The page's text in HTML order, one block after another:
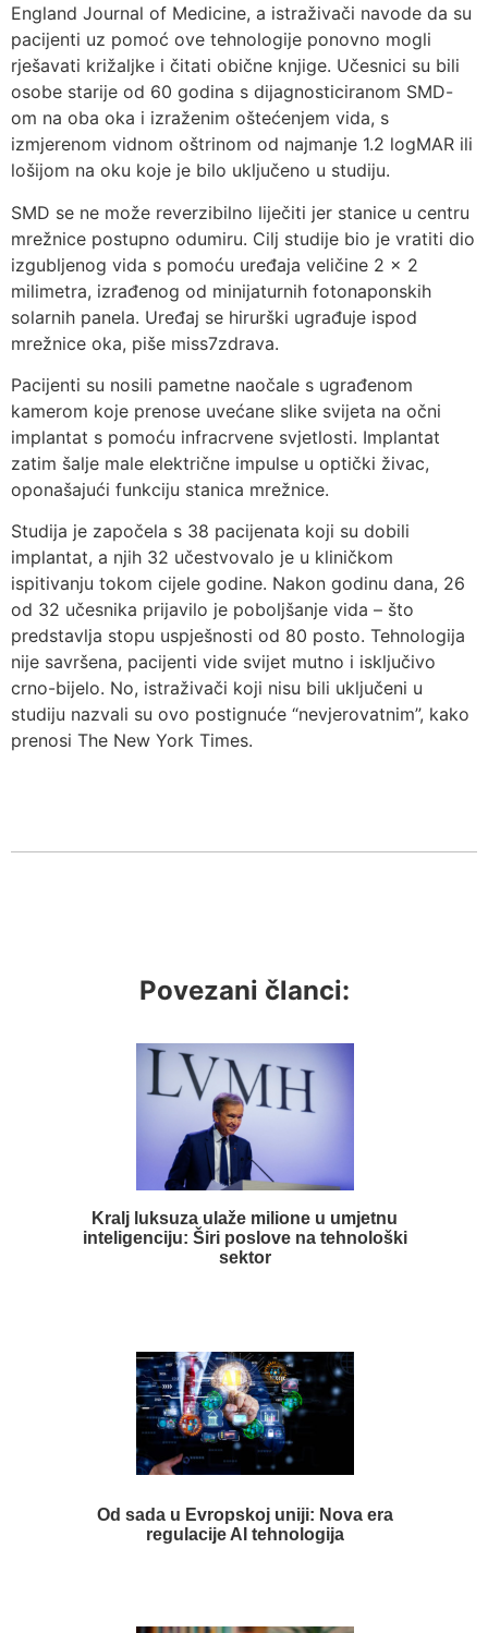
England Journal of Medicine, a istraživači navode da su
pacijenti uz pomoć ove tehnologije ponovno mogli
rješavati križaljke i čitati obične knjige. Učesnici su bili
osobe starije od 60 godina s dijagnosticiranom SMD-
om na oba oka i izraženim oštećenjem vida, s
izmjerenom vidnom oštrinom od najmanje 1.2 logMAR ili
lošijom na oku koje je bilo uključeno u studiju.
SMD se ne može reverzibilno liječiti jer stanice u centru
mrežnice postupno odumiru. Cilj studije bio je vratiti dio
izgubljenog vida s pomoću uređaja veličine 2 x 2
milimetra, izrađenog od minijaturnih fotonaponskih
solarnih panela. Uređaj se hirurški ugrađuje ispod
mrežnice oka, piše miss7zdrava.
Pacijenti su nosili pametne naočale s ugrađenom
kamerom koje prenose uvećane slike svijeta na očni
implantat s pomoću infracrvene svjetlosti. Implantat
zatim šalje male električne impulse u optički živac,
oponašajući funkciju stanica mrežnice.
Studija je započela s 38 pacijenata koji su dobili
implantat, a njih 32 učestvovalo je u kliničkom
ispitivanju tokom cijele godine. Nakon godinu dana, 26
od 32 učesnika prijavilo je poboljšanje vida – što
predstavlja stopu uspješnosti od 80 posto. Tehnologija
nije savršena, pacijenti vide svijet mutno i isključivo
crno-bijelo. No, istraživači koji nisu bili uključeni u
studiju nazvali su ovo postignuće “nevjerovatnim”, kako
prenosi The New York Times.
Povezani članci:
Kralj luksuza ulaže milione u umjetnu
inteligenciju: Širi poslove na tehnološki
sektor
Od sada u Evropskoj uniji: Nova era
regulacije AI tehnologija